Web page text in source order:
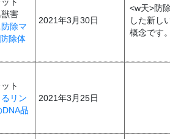
害
除マ
除体
2021年3月30日
<w天>防
した新し
概念です
ト
リン
DNA品
2021年3月25日